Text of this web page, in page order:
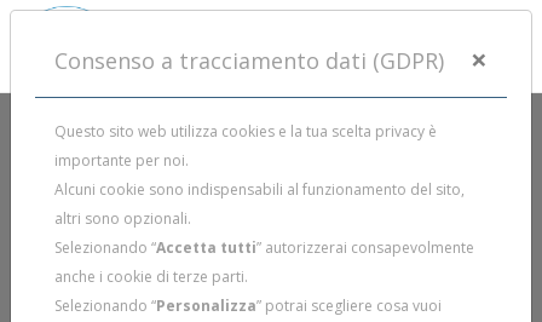
Consenso a tracciamento dati (GDPR) ×
Questo sito web utilizza cookies e la tua scelta privacy è
importante per noi.
Alcuni cookie sono indispensabili al funzionamento del sito,
altri sono opzionali.
Selezionando “Accetta tutti” autorizzerai consapevolmente
anche i cookie di terze parti.
Selezionando “Personalizza” potrai scegliere cosa vuoi